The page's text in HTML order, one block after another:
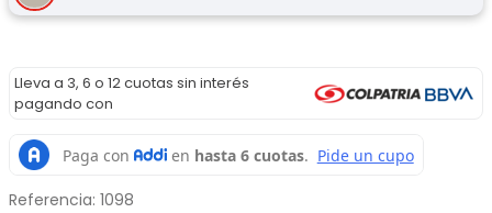
Lleva a 3, 6 o 12 cuotas sin interés
pagando con
Referencia: 1098